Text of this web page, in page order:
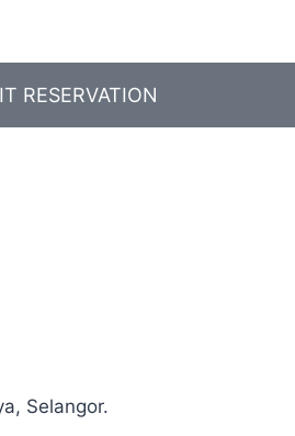
RESERVATION
Selangor.